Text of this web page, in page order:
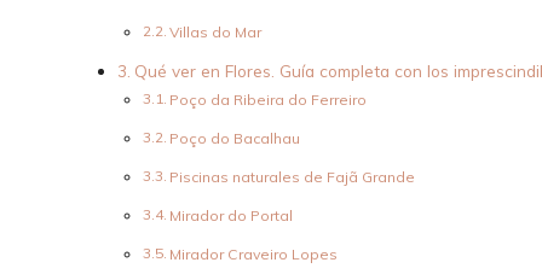
Villas do Mar
Qué ver en Flores. Guía completa con los
Poço da Ribeira do Ferreiro
Poço do Bacalhau
Piscinas naturales de Fajã Grande
Mirador do Portal
Mirador Craveiro Lopes